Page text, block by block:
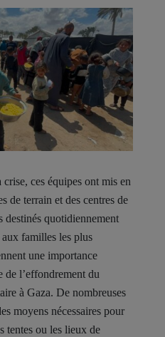
ces équipes ont mis en
de terrain et des centres de
destinés quotidiennement
aux familles les plus
une importance
de l’effondrement du
à Gaza. De nombreuses
moyens nécessaires pour
tentes ou les lieux de